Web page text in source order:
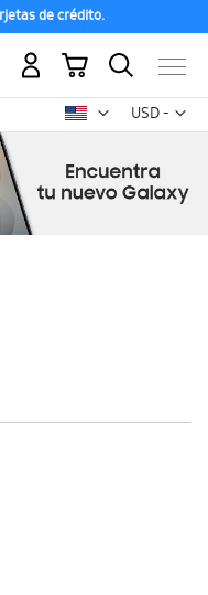
de crédito.
USD -
dólar
Mi carrito